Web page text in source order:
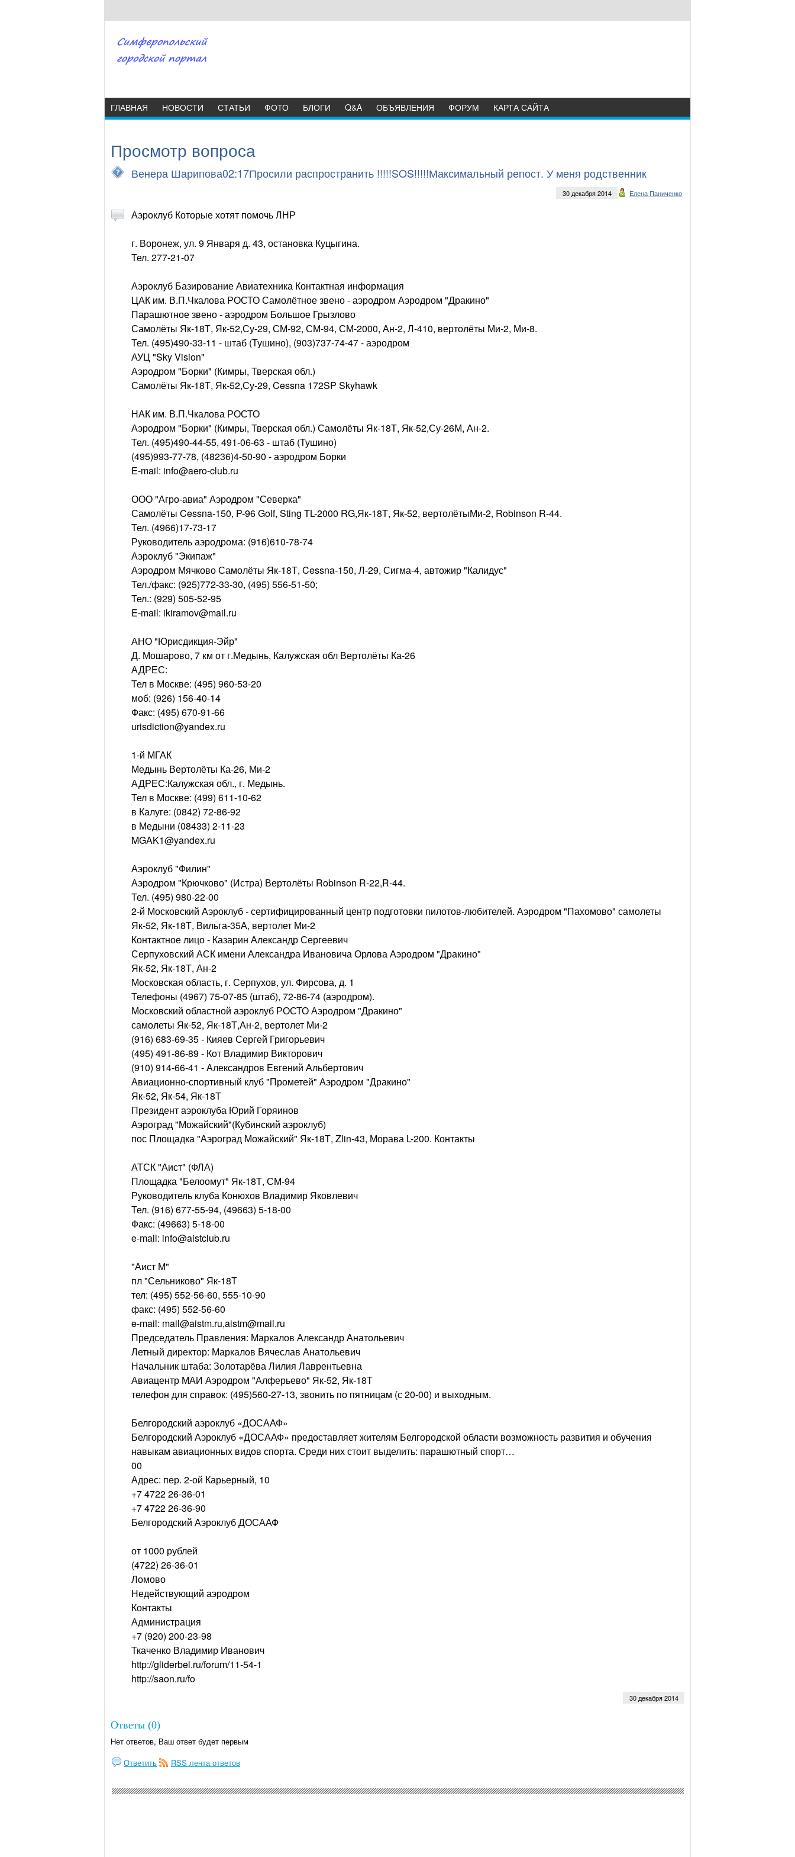
ГЛАВНАЯ НОВОСТИ СТАТЬИ ФОТО БЛОГИ Q&A ОБЪЯВЛЕНИЯ ФОРУМ КАРТА САЙТА
Просмотр вопроса
Венера Шарипова02:17Просили распространить !!!!!SOS!!!!!Максимальный репост. У меня родственник
Елена Паниченко
30 декабря 2014
Аэроклуб Которые хотят помочь ЛНР
г. Воронеж, ул. 9 Января д. 43, остановка Куцыгина.
Тел. 277-21-07
Аэроклуб Базирование Авиатехника Контактная информация
ЦАК им. В.П.Чкалова РОСТО Самолётное звено - аэродром Аэродром "Дракино"
Парашютное звено - аэродром Большое Грызлово
Самолёты Як-18Т, Як-52,Су-29, СМ-92, СМ-94, СМ-2000, Ан-2, Л-410, вертолёты Ми-2, Ми-8.
Тел. (495)490-33-11 - штаб (Тушино), (903)737-74-47 - аэродром
АУЦ "Sky Vision"
Аэродром "Борки" (Кимры, Тверская обл.)
Самолёты Як-18Т, Як-52,Су-29, Cessna 172SP Skyhawk
НАК им. В.П.Чкалова РОСТО
Аэродром "Борки" (Кимры, Тверская обл.) Самолёты Як-18Т, Як-52,Су-26М, Ан-2.
Тел. (495)490-44-55, 491-06-63 - штаб (Тушино)
(495)993-77-78, (48236)4-50-90 - аэродром Борки
E-mail: info@aero-club.ru
ООО "Агро-авиа" Аэродром "Северка"
Самолёты Cessna-150, P-96 Golf, Sting TL-2000 RG,Як-18Т, Як-52, вертолётыМи-2, Robinson R-44.
Тел. (4966)17-73-17
Руководитель аэродрома: (916)610-78-74
Аэроклуб "Экипаж"
Аэродром Мячково Самолёты Як-18Т, Cessna-150, Л-29, Сигма-4, автожир "Калидус"
Тел./факс: (925)772-33-30, (495) 556-51-50;
Тел.: (929) 505-52-95
E-mail: ikiramov@mail.ru
АНО "Юрисдикция-Эйр"
Д. Мошарово, 7 км от г.Медынь, Калужская обл Вертолёты Ка-26
АДРЕС:
Тел в Москве: (495) 960-53-20
моб: (926) 156-40-14
Факс: (495) 670-91-66
urisdiction@yandex.ru
1-й МГАК
Медынь Вертолёты Ка-26, Ми-2
АДРЕС:Калужская обл., г. Медынь.
Тел в Москве: (499) 611-10-62
в Калуге: (0842) 72-86-92
в Медыни (08433) 2-11-23
MGAK1@yandex.ru
Аэроклуб "Филин"
Аэродром "Крючково" (Истра) Вертолёты Robinson R-22,R-44.
Тел. (495) 980-22-00
2-й Московский Аэроклуб - сертифицированный центр подготовки пилотов-любителей. Аэродром "Пахомово" самолеты
Як-52, Як-18Т, Вильга-35А, вертолет Ми-2
Контактное лицо - Казарин Александр Сергеевич
Серпуховский АСК имени Александра Ивановича Орлова Аэродром "Дракино"
Як-52, Як-18Т, Ан-2
Московская область, г. Серпухов, ул. Фирсова, д. 1
Телефоны (4967) 75-07-85 (штаб), 72-86-74 (аэродром).
Московский областной аэроклуб РОСТО Аэродром "Дракино"
самолеты Як-52, Як-18Т,Ан-2, вертолет Ми-2
(916) 683-69-35 - Кияев Сергей Григорьевич
(495) 491-86-89 - Кот Владимир Викторович
(910) 914-66-41 - Александров Евгений Альбертович
Авиационно-спортивный клуб "Прометей" Аэродром "Дракино"
Як-52, Як-54, Як-18Т
Президент аэроклуба Юрий Горяинов
Аэроград "Можайский"(Кубинский аэроклуб)
пос Площадка "Аэроград Можайский" Як-18Т, Zlin-43, Морава L-200. Контакты
АТСК "Аист" (ФЛА)
Площадка "Белоомут" Як-18Т, СМ-94
Руководитель клуба Конюхов Владимир Яковлевич
Тел. (916) 677-55-94, (49663) 5-18-00
Факс: (49663) 5-18-00
e-mail: info@aistclub.ru
"Аист М"
пл "Сельниково" Як-18Т
тел: (495) 552-56-60, 555-10-90
факс: (495) 552-56-60
e-mail: mail@aistm.ru,aistm@mail.ru
Председатель Правления: Маркалов Александр Анатольевич
Летный директор: Маркалов Вячеслав Анатольевич
Начальник штаба: Золотарёва Лилия Лаврентьевна
Авиацентр МАИ Аэродром "Алферьево" Як-52, Як-18Т
телефон для справок: (495)560-27-13, звонить по пятницам (с 20-00) и выходным.
Белгородский аэроклуб «ДОСААФ»
Белгородский Аэроклуб «ДОСААФ» предоставляет жителям Белгородской области возможность развития и обучения
навыкам авиационных видов спорта. Среди них стоит выделить: парашютный спорт…
00
Адрес: пер. 2-ой Карьерный, 10
+7 4722 26-36-01
+7 4722 26-36-90
Белгородский Аэроклуб ДОСААФ
от 1000 рублей
(4722) 26-36-01
Ломово
Недействующий аэродром
Контакты
Администрация
+7 (920) 200-23-98
Ткаченко Владимир Иванович
http://gliderbel.ru/forum/11-54-1
http://saon.ru/fo
30 декабря 2014
Ответы (0)
Нет ответов, Ваш ответ будет первым
Ответить
RSS лента ответов